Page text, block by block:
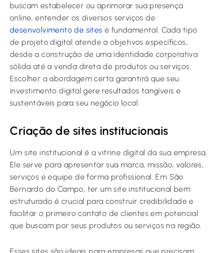
buscam estabelecer ou aprimorar sua presença
online, entender os diversos serviços de
desenvolvimento de sites é fundamental. Cada tipo
de projeto digital atende a objetivos específicos,
desde a construção de uma identidade corporativa
sólida até a venda direta de produtos ou serviços.
Escolher a abordagem certa garantirá que seu
investimento digital gere resultados tangíveis e
sustentáveis para seu negócio local.
Criação de sites institucionais
Um site institucional é a vitrine digital da sua empresa.
Ele serve para apresentar sua marca, missão, valores,
serviços e equipe de forma profissional. Em São
Bernardo do Campo, ter um site institucional bem
estruturado é crucial para construir credibilidade e
facilitar o primeiro contato de clientes em potencial
que buscam por seus produtos ou serviços na região.